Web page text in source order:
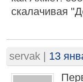
скалачивая
servak | 13